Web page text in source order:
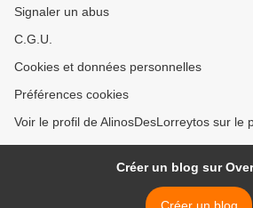
Signaler un abus
C.G.U.
Cookies et données personnelles
Préférences cookies
Voir le profil de AlinosDesLorreytos sur le
Créer un blog sur